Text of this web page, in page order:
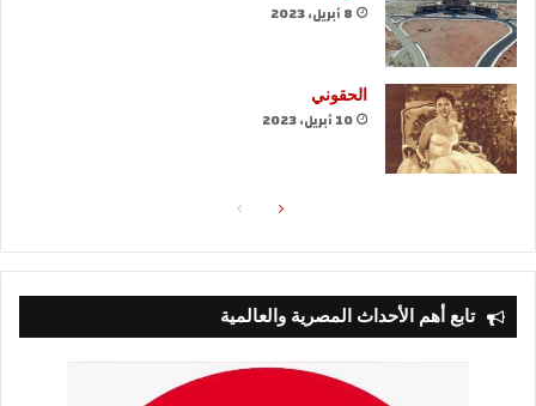
8 أبريل، 2023
الحقوني
10 أبريل، 2023
الصفحةالصفحة
تابع أهم الأحداث المصرية والعالمية